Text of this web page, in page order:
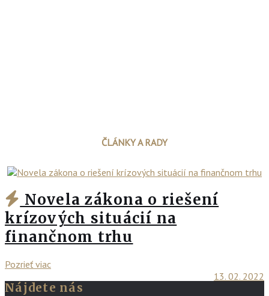
ČLÁNKY A RADY
Novela zákona o riešení
krízových situácií na
finančnom trhu
Pozrieť viac
13. 02. 2022
Nájdete nás